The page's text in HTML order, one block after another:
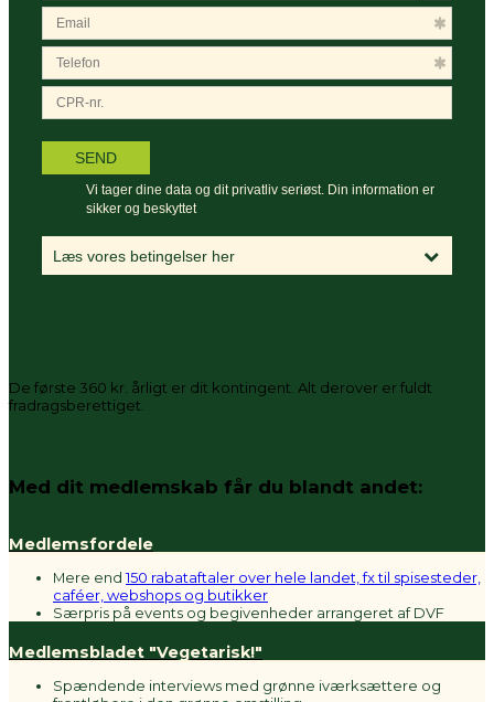
De første 360 kr. årligt er dit kontingent. Alt derover er fuldt
fradragsberettiget.
Med dit medlemskab får du blandt andet:
Medlemsfordele
Mere end 150 rabataftaler over hele landet, fx til spisesteder,
caféer, webshops og butikker
Særpris på events og begivenheder arrangeret af DVF
Medlemsbladet "Vegetarisk!"
Spændende interviews med grønne iværksættere og